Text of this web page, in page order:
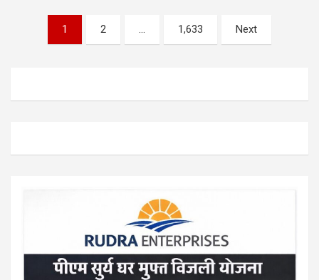
pagination
1 2 … 1,633 Next